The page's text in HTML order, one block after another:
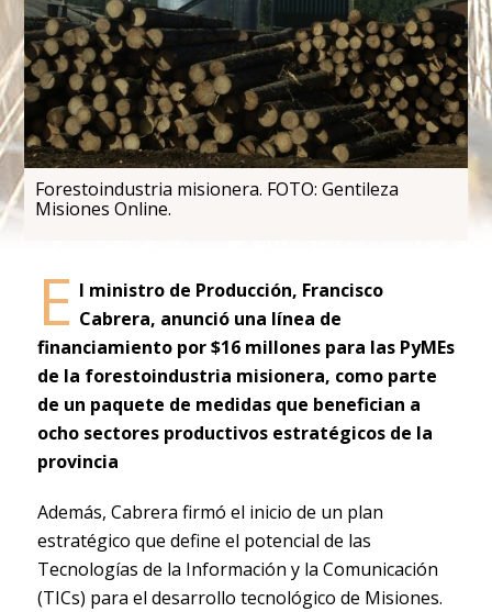
Forestoindustria misionera. FOTO: Gentileza
Misiones Online.
E l ministro de Producción, Francisco
Cabrera, anunció una línea de
financiamiento por $16 millones para las PyMEs
de la forestoindustria misionera, como parte
de un paquete de medidas que benefician a
ocho sectores productivos estratégicos de la
provincia
Además, Cabrera firmó el inicio de un plan
estratégico que define el potencial de las
Tecnologías de la Información y la Comunicación
(TICs) para el desarrollo tecnológico de Misiones.